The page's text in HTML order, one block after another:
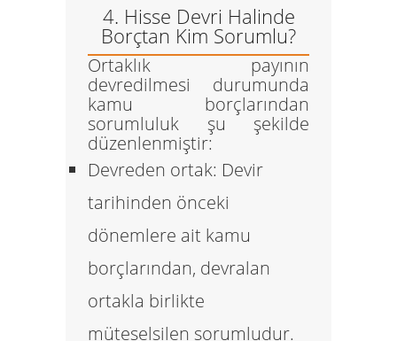
4. Hisse Devri Halinde
Borçtan Kim Sorumlu?
Ortaklık payının
devredilmesi durumunda
kamu borçlarından
sorumluluk şu şekilde
düzenlenmiştir:
Devreden ortak: Devir
tarihinden önceki
dönemlere ait kamu
borçlarından, devralan
ortakla birlikte
müteselsilen sorumludur.